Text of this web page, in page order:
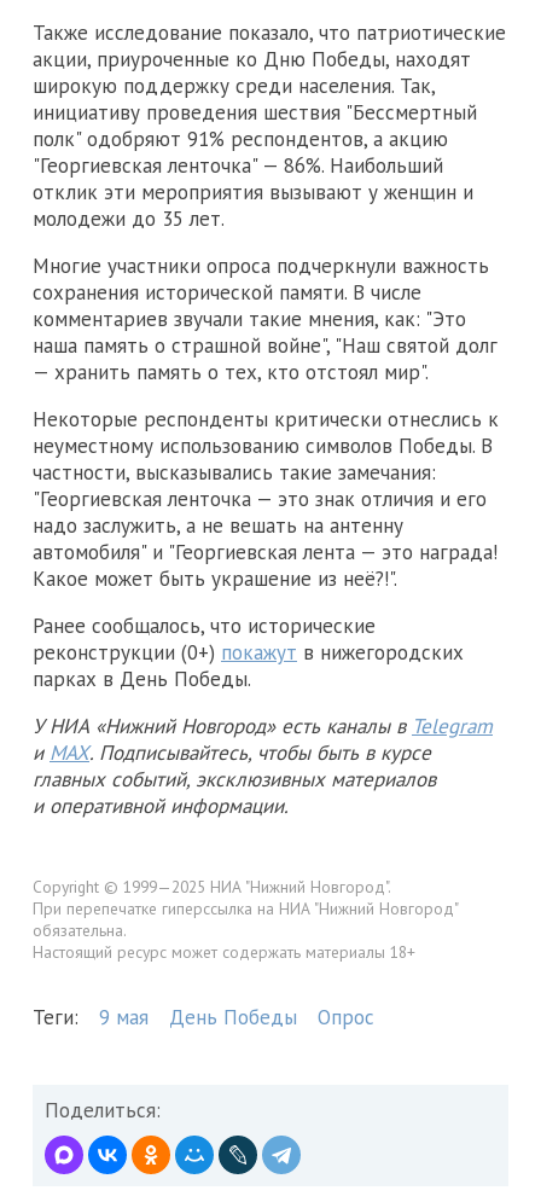
Также исследование показало, что патриотические
акции, приуроченные ко Дню Победы, находят
широкую поддержку среди населения. Так,
инициативу проведения шествия "Бессмертный
полк" одобряют 91% респондентов, а акцию
"Георгиевская ленточка" — 86%. Наибольший
отклик эти мероприятия вызывают у женщин и
молодежи до 35 лет.
Многие участники опроса подчеркнули важность
сохранения исторической памяти. В числе
комментариев звучали такие мнения, как: "Это
наша память о страшной войне", "Наш святой долг
— хранить память о тех, кто отстоял мир".
Некоторые респонденты критически отнеслись к
неуместному использованию символов Победы. В
частности, высказывались такие замечания:
"Георгиевская ленточка — это знак отличия и его
надо заслужить, а не вешать на антенну
автомобиля" и "Георгиевская лента — это награда!
Какое может быть украшение из неё?!".
Ранее сообщалось, что исторические
реконструкции (0+) покажут в нижегородских
парках в День Победы.
У НИА «Нижний Новгород» есть каналы в Telegram
и MAX. Подписывайтесь, чтобы быть в курсе
главных событий, эксклюзивных материалов
и оперативной информации.
Copyright © 1999—2025 НИА "Нижний Новгород".
При перепечатке гиперссылка на НИА "Нижний Новгород"
обязательна.
Настоящий ресурс может содержать материалы 18+
Теги: 9 мая День Победы Опрос
Поделиться: